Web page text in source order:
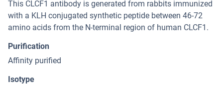
This CLCF1 antibody is generated from rabbits immunized
with a KLH conjugated synthetic peptide between 46-72
amino acids from the N-terminal region of human CLCF1.
Purification
Affinity purified
Isotype